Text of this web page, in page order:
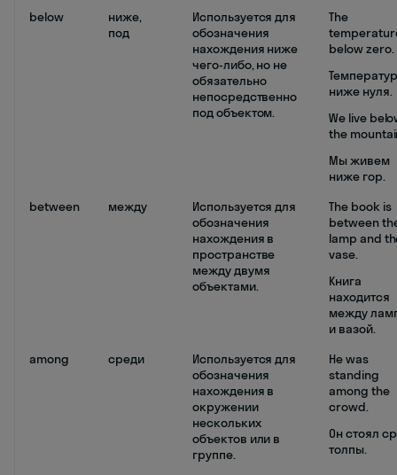
below
ниже,
под
Используется для
обозначения
нахождения ниже
чего-либо, но не
обязательно
непосредственно
под объектом.
The
below zero.
ниже нуля.
We live
the
Мы живем
ниже гор.
between
между
Используется для
обозначения
нахождения в
пространстве
между двумя
объектами.
The book is
between
lamp and
vase.
Книга
находится
между
и вазой.
among
среди
Используется для
обозначения
нахождения в
окружении
нескольких
объектов или в
группе.
He was
standing
among the
crowd.
Он стоял
толпы.